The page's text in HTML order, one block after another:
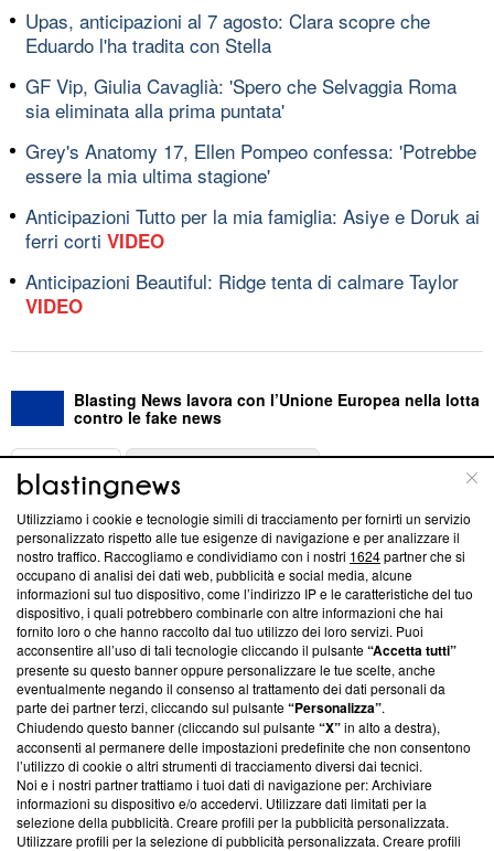
Upas, anticipazioni al 7 agosto: Clara scopre che
Eduardo l'ha tradita con Stella
GF Vip, Giulia Cavaglià: 'Spero che Selvaggia Roma
sia eliminata alla prima puntata'
Grey's Anatomy 17, Ellen Pompeo confessa: 'Potrebbe
essere la mia ultima stagione'
Anticipazioni Tutto per la mia famiglia: Asiye e Doruk ai
ferri corti VIDEO
Anticipazioni Beautiful: Ridge tenta di calmare Taylor
VIDEO
Blasting News lavora con l’Unione Europea nella lotta
contro le fake news
ABOUT
Questa sezione offre informazioni trasparenti su Blasting
News, sui nostri processi editoriali e su come ci impegniamo a
creare news di qualità. Inoltre, afferma la nostra aderenza a
‘Trust Project - News with Integrity’Blasting News non è
ancora membro del programma, ma ha richiesto di farne
parte; Trust Project non ha ancora effettuato una verifica di
conformità agli standard.
Su di noi
Team editoriale
Corporate
Redazione
Utilizziamo i cookie e tecnologie simili di tracciamento per fornirti un servizio
personalizzato rispetto alle tue esigenze di navigazione e per analizzare il
nostro traffico. Raccogliamo e condividiamo con i nostri 1624partner che si
occupano di analisi dei dati web, pubblicità e social media, alcune
informazioni sul tuo dispositivo, come l’indirizzo IP e le caratteristiche del tuo
dispositivo, i quali potrebbero combinarle con altre informazioni che hai
fornito loro o che hanno raccolto dal tuo utilizzo dei loro servizi. Puoi
acconsentire all’uso di tali tecnologie cliccando il pulsante“Accetta tutti”
presente su questo banner oppure personalizzare le tue scelte, anche
eventualmente negando il consenso al trattamento dei dati personali da
parte dei partner terzi, cliccando sul pulsante“Personalizza”.
Chiudendo questo banner (cliccando sul pulsante“X”in alto a destra),
acconsenti al permanere delle impostazioni predefinite che non consentono
l’utilizzo di cookie o altri strumenti di tracciamento diversi dai tecnici.
Noi e i nostri partner trattiamo i tuoi dati di navigazione per: Archiviare
informazioni su dispositivo e/o accedervi. Utilizzare dati limitati per la
selezione della pubblicità. Creare profili per la pubblicità personalizzata.
Utilizzare profili per la selezione di pubblicità personalizzata. Creare profili